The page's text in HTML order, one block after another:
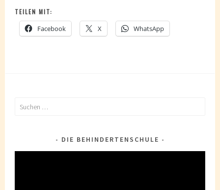
TEILEN MIT:
Facebook X WhatsApp
Suchen
DIE BEHINDERTENSCHULE